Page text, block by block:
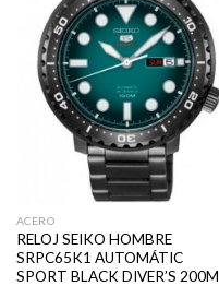
ACERO
RELOJ SEIKO HOMBRE
SRPC65K1 AUTOMÁTIC
SPORT BLACK DIVER’S 200M